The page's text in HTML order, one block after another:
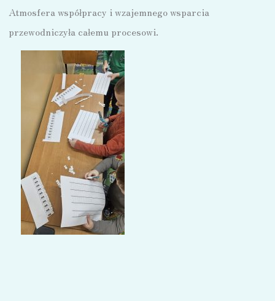
Atmosfera współpracy i wzajemnego wsparcia
przewodniczyła całemu procesowi.